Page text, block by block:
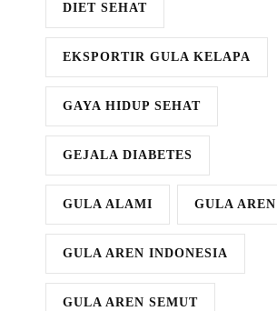
DIET SEHAT
EKSPORTIR GULA KELAPA
GAYA HIDUP SEHAT
GEJALA DIABETES
GULA ALAMI GULA AREN
GULA AREN INDONESIA
GULA AREN SEMUT